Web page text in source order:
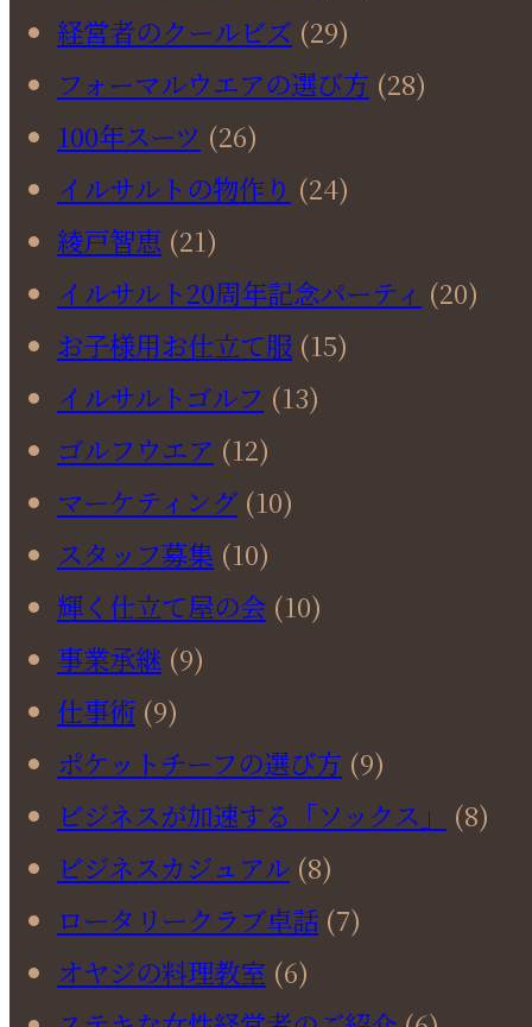
経営者のクールビズ (29)
フォーマルウエアの選び方 (28)
100年スーツ (26)
イルサルトの物作り (24)
綾戸智恵 (21)
イルサルト20周年記念パーティ (20)
お子様用お仕立て服 (15)
イルサルトゴルフ (13)
ゴルフウエア (12)
マーケティング(10)
スタッフ募集 (10)
輝く仕立て屋の会 (10)
事業承継 (9)
仕事術 (9)
ポケットチーフの選び方 (9)
ビジネスが加速する「ソックス」
(8)
ビジネスカジュアル (8)
ロータリークラブ卓話 (7)
オヤジの料理教室 (6)